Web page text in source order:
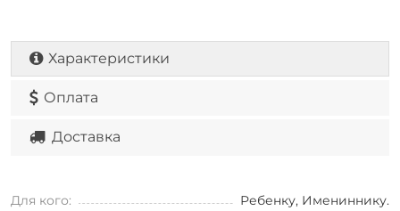
Характеристики
Оплата
Доставка
Для кого:
Ребенку, Имениннику.